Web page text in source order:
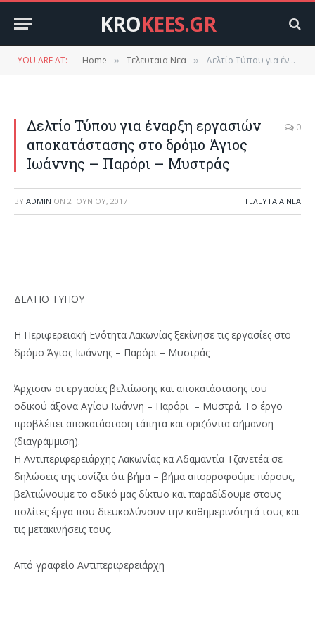
KROKEES.GR
YOU ARE AT: Home » Τελευταια Νεα » Δελτίο Τύπου για έναρξη εργασιών αποκατάστασης στο δρόμο Άγιος Ιωάννης – Παρόρι – Μυστράς
Δελτίο Τύπου για έναρξη εργασιών
αποκατάστασης στο δρόμο Άγιος
Ιωάννης – Παρόρι – Μυστράς
0
BY ADMIN ON 2 ΙΟΥΝΊΟΥ, 2017 ΤΕΛΕΥΤΑΙΑ ΝΕΑ
ΔΕΛΤΙΟ ΤΥΠΟΥ
Η Περιφερειακή Ενότητα Λακωνίας ξεκίνησε τις εργασίες στο
δρόμο Άγιος Ιωάννης – Παρόρι – Μυστράς
Άρχισαν οι εργασίες βελτίωσης και αποκατάστασης του
οδικού άξονα Αγίου Ιωάννη – Παρόρι – Μυστρά. Το έργο
προβλέπει αποκατάσταση τάπητα και οριζόντια σήμανση
(διαγράμμιση).
Η Αντιπεριφερειάρχης Λακωνίας κα Αδαμαντία Τζανετέα σε
δηλώσεις της τονίζει ότι βήμα – βήμα απορροφούμε πόρους,
βελτιώνουμε το οδικό μας δίκτυο και παραδίδουμε στους
πολίτες έργα που διευκολύνουν την καθημερινότητά τους και
τις μετακινήσεις τους.
Από γραφείο Αντιπεριφερειάρχη